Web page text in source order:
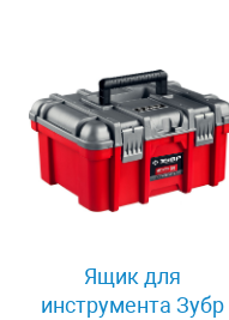
Ящик для
инструмента Зубр